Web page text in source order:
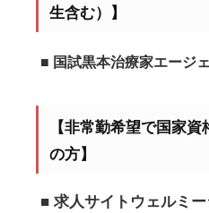
生含む）】
■ 国試黒本治療家エージ
【非常勤希望で国家
の方】
■ 求人サイトウェルミ